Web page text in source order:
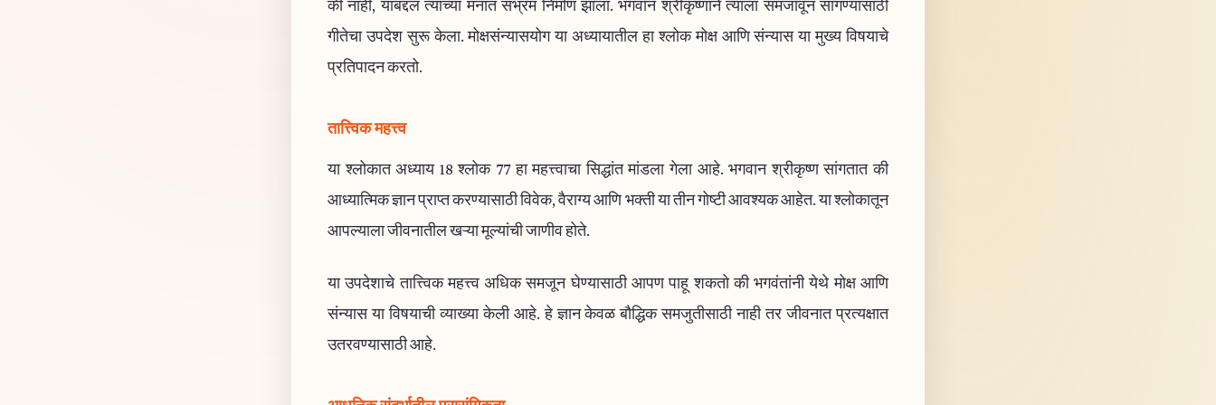
की नाही, याबद्दल त्याच्या मनात संभ्रम निर्माण झाला. भगवान श्रीकृष्णाने त्याला समजावून सांगण्यासाठी
गीतेचा उपदेश सुरू केला. मोक्षसंन्यासयोग या अध्यायातील हा श्लोक मोक्ष आणि संन्यास या मुख्य विषयाचे
प्रतिपादन करतो.
तात्त्विक महत्त्व
या श्लोकात अध्याय 18 श्लोक 77 हा महत्त्वाचा सिद्धांत मांडला गेला आहे. भगवान श्रीकृष्ण सांगतात की
आध्यात्मिक ज्ञान प्राप्त करण्यासाठी विवेक, वैराग्य आणि भक्ती या तीन गोष्टी आवश्यक आहेत. या श्लोकातून
आपल्याला जीवनातील खऱ्या मूल्यांची जाणीव होते.
या उपदेशाचे तात्त्विक महत्त्व अधिक समजून घेण्यासाठी आपण पाहू शकतो की भगवंतांनी येथे मोक्ष आणि
संन्यास या विषयाची व्याख्या केली आहे. हे ज्ञान केवळ बौद्धिक समजुतीसाठी नाही तर जीवनात प्रत्यक्षात
उतरवण्यासाठी आहे.